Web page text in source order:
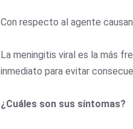
Con respecto al agente
La meningitis viral es la más
inmediato para evitar
¿Cuáles son sus síntomas?